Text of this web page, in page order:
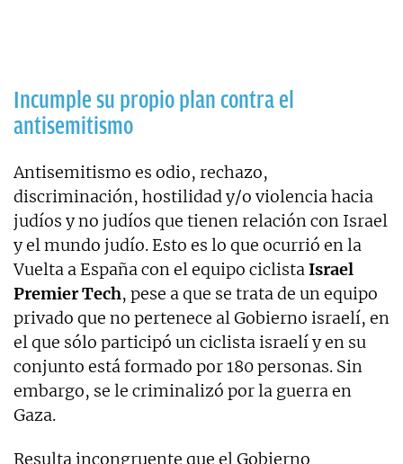
Incumple su propio plan contra el
antisemitismo
Antisemitismo es odio, rechazo,
discriminación, hostilidad y/o violencia hacia
judíos y no judíos que tienen relación con Israel
y el mundo judío. Esto es lo que ocurrió en la
Vuelta a España con el equipo ciclistaIsrael
Premier Tech, pese a que se trata de un equipo
privado que no pertenece al Gobierno israelí, en
el que sólo participó un ciclista israelí y en su
conjunto está formado por 180 personas. Sin
embargo, se le criminalizó por la guerra en
Gaza.
Resulta incongruente que el Gobierno